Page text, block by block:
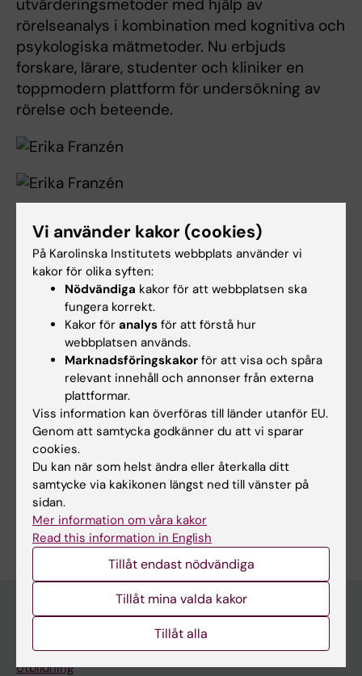
utvärderingsmetoder med hjälp av
rörelseanalys i kombination med kognitiva och
psykologiska mätmetoder. Nu erbjuds
forskare, lärare, studenter och kliniker en
toppmodern plattform för undersökning av
rörelse och beteende.
Uppdaterad av:
Webb Admin 2018-12-11
Dela
Utbildning
Vi använder kakor (cookies)
På Karolinska Institutets webbplats använder vi
kakor för olika syften:
Nödvändiga kakor för att webbplatsen ska
fungera korrekt.
Kakor för analys för att förstå hur
webbplatsen används.
Marknadsföringskakor för att visa och spåra
relevant innehåll och annonser från externa
plattformar.
Viss information kan överföras till länder utanför EU.
Genom att samtycka godkänner du att vi sparar
cookies.
Du kan när som helst ändra eller återkalla ditt
samtycke via kakikonen längst ned till vänster på
sidan.
Mer information om våra kakor
Read this information in English
Tillåt endast nödvändiga
Tillåt mina valda kakor
Tillåt alla